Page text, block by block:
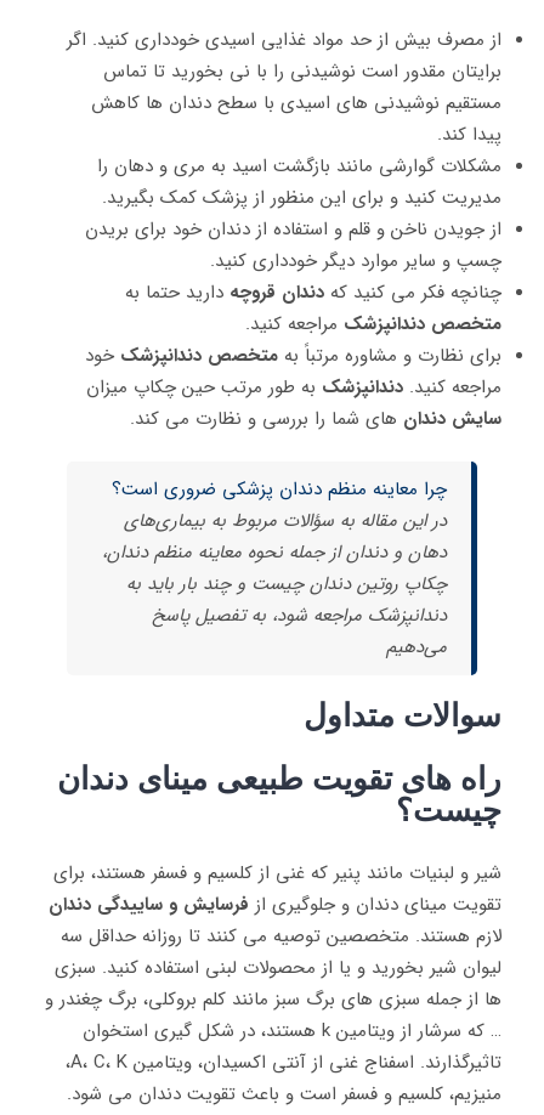
از مصرف بیش از حد مواد غذایی اسیدی خودداری کنید. اگر
برایتان مقدور است نوشیدنی را با نی بخورید تا تماس
مستقیم نوشیدنی های اسیدی با سطح دندان‌ ها کاهش
پیدا کند.
مشکلات گوارشی مانند بازگشت اسید به مری و دهان را
مدیریت کنید و برای این منظور از پزشک کمک بگیرید.
از جویدن ناخن و قلم و استفاده از دندان خود برای بریدن
چسپ و سایر موارد دیگر خودداری کنید.
چنانچه فکر می ‌کنید که دندان قروچه دارید حتما به
متخصص دندانپزشک مراجعه کنید.
برای نظارت و مشاوره مرتباً به متخصص دندانپزشک خود
مراجعه کنید. دندانپزشک به طور مرتب حین چکاپ میزان
سایش دندان‌ های شما را بررسی و نظارت می‌ کند.
چرا معاینه منظم دندان پزشکی ضروری است؟
در این مقاله به سؤالات مربوط به بیماری‌های
دهان و دندان از جمله نحوه معاینه منظم دندان،
چکاپ روتین دندان چیست و چند بار باید به
دندانپزشک مراجعه شود، به تفصیل پاسخ
می‌دهیم
سوالات متداول
راه های تقویت طبیعی مینای دندان
چیست؟
شیر و لبنیات مانند پنیر که غنی از کلسیم و فسفر هستند، برای
تقویت مینای دندان و جلوگیری از فرسایش و ساییدگی دندان
لازم هستند. متخصصین توصیه می کنند تا روزانه حداقل سه
لیوان شیر بخورید و یا از محصولات لبنی استفاده کنید. سبزی
ها از جمله سبزی های برگ سبز مانند کلم بروکلی، برگ چغندر و
… که سرشار از ویتامین k هستند، در شکل گیری استخوان
تاثیرگذارند. اسفناج غنی از آنتی اکسیدان، ویتامین A، C، K،
منیزیم، کلسیم و فسفر است و باعث تقویت دندان می شود.